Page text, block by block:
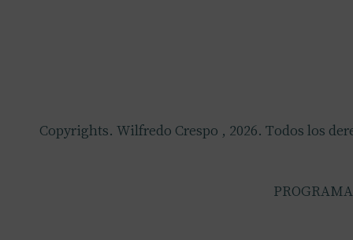
Copyrights. Wilfredo Crespo , 2026. Todos los